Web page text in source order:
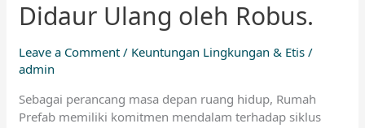
Didaur Ulang oleh Robus.
Leave a Comment / Keuntungan Lingkungan & Etis /
admin
Sebagai perancang masa depan ruang hidup, Rumah
Prefab memiliki komitmen mendalam terhadap siklus